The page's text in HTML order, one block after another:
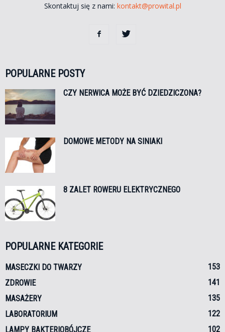
Skontaktuj się z nami: kontakt@prowital.pl
POPULARNE POSTY
CZY NERWICA MOŻE BYĆ DZIEDZICZONA?
DOMOWE METODY NA SINIAKI
8 ZALET ROWERU ELEKTRYCZNEGO
POPULARNE KATEGORIE
MASECZKI DO TWARZY
153
ZDROWIE
141
MASAŻERY
135
LABORATORIUM
122
LAMPY BAKTERIOBÓJCZE
102